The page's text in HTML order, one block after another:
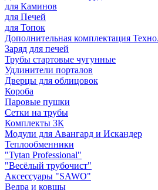
для Каминов
для Печей
для Топок
Дополнительная комплектация
Заряд для печей
Трубы стартовые чугунные
Удлинители порталов
Дверцы для облицовок
Короба
Паровые пушки
Сетки на трубы
Комплекты ЗК
Модули для Авангард и Искандер
Теплообменники
"Tytan Professional"
"Весёлый трубочист"
Аксессуары "SAWO"
Ведра и ковшы